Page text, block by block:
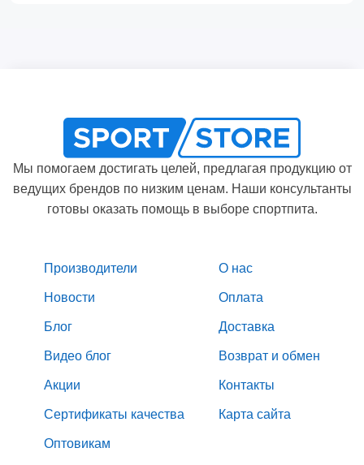
Мы помогаем достигать целей, предлагая продукцию от
ведущих брендов по низким ценам. Наши консультанты
готовы оказать помощь в выборе спортпита.
Производители
Новости
Блог
Видео блог
Акции
Сертификаты качества
Оптовикам
О нас
Оплата
Доставка
Возврат и обмен
Контакты
Карта сайта